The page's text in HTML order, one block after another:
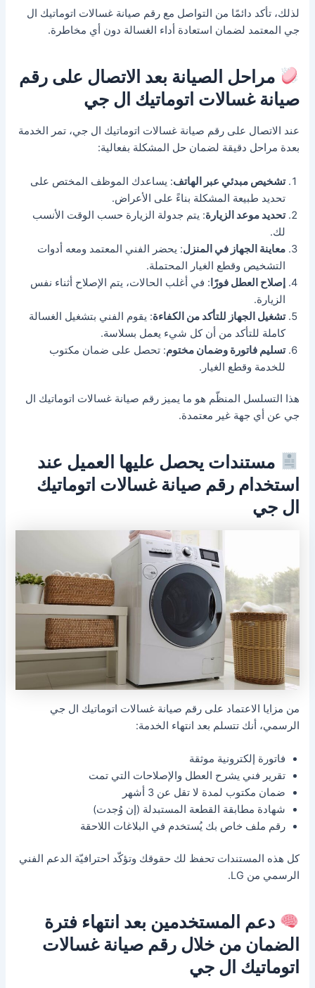
لذلك، تأكد دائمًا من التواصل مع رقم صيانة غسالات اتوماتيك ال
جي المعتمد لضمان استعادة أداء الغسالة دون أي مخاطرة.
مراحل الصيانة بعد الاتصال على رقم
صيانة غسالات اتوماتيك ال جي
عند الاتصال على رقم صيانة غسالات اتوماتيك ال جي، تمر الخدمة
بعدة مراحل دقيقة لضمان حل المشكلة بفعالية:
تشخيص مبدئي عبر الهاتف: يساعدك الموظف المختص على
تحديد طبيعة المشكلة بناءً على الأعراض.
تحديد موعد الزيارة: يتم جدولة الزيارة حسب الوقت الأنسب
لك.
معاينة الجهاز في المنزل: يحضر الفني المعتمد ومعه أدوات
التشخيص وقطع الغيار المحتملة.
إصلاح العطل فورًا : في أغلب الحالات، يتم الإصلاح أثناء نفس
الزيارة.
تشغيل الجهاز للتأكد من الكفاءة: يقوم الفني بتشغيل الغسالة
كاملة للتأكد من أن كل شيء يعمل بسلاسة.
تسليم فاتورة وضمان مختوم: تحصل على ضمان مكتوب
للخدمة وقطع الغيار.
هذا التسلسل المنظّم هو ما يميز رقم صيانة غسالات اتوماتيك ال
جي عن أي جهة غير معتمدة.
مستندات يحصل عليها العميل عند
استخدام رقم صيانة غسالات اتوماتيك
ال جي
من مزايا الاعتماد على رقم صيانة غسالات اتوماتيك ال جي
الرسمي، أنك تتسلم بعد انتهاء الخدمة:
فاتورة إلكترونية موثقة
تقرير فني يشرح العطل والإصلاحات التي تمت
ضمان مكتوب لمدة لا تقل عن 3 أشهر
شهادة مطابقة القطعة المستبدلة (إن وُجدت)
رقم ملف خاص بك يُستخدم في البلاغات اللاحقة
كل هذه المستندات تحفظ لك حقوقك وتؤكّد احترافيّة الدعم الفني
الرسمي من LG.
دعم المستخدمين بعد انتهاء فترة
الضمان من خلال رقم صيانة غسالات
اتوماتيك ال جي